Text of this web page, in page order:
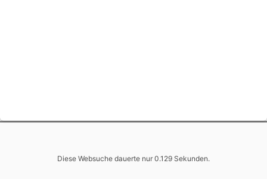
Diese Websuche dauerte nur 0.129 Sekunden.